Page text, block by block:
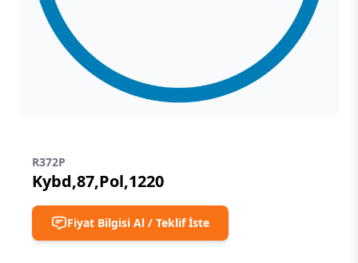
R372P
Kybd,87,Pol,1220
Fiyat Bilgisi Al / Teklif İste